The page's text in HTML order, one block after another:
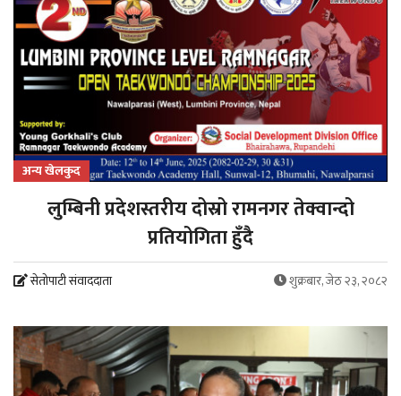
अन्य खेलकुद
लुम्बिनी प्रदेशस्तरीय दोस्रो रामनगर तेक्वान्दो
प्रतियोगिता हुँदै
सेतोपाटी संवाददाता शुक्रबार, जेठ २३, २०८२